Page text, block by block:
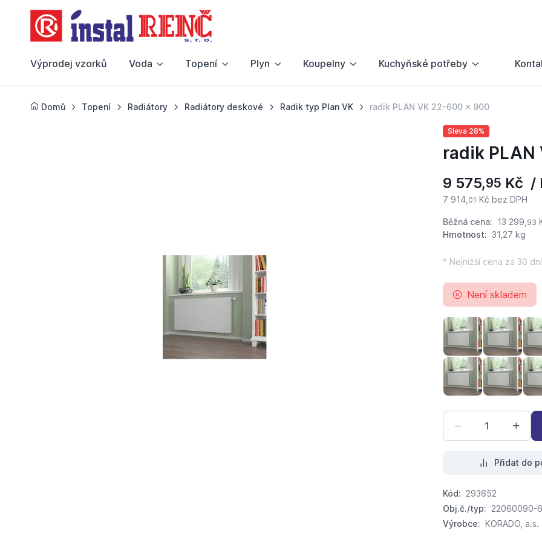
Výprodej vzorků Voda Topení Plyn Koupelny Kuchyňské potřeby
Domů Topení Radiátory Radiátory deskové Radik typ Plan VK radik PLAN VK 22-600 x 900
Sleva 28%
radik
9 575,95 Kč /
7 914, 01 Kč bez DPH
Běžná cena: 13 299, 93
Hmotnost: 31,27 kg
* Nejnižší cena za 30 dní
Není skladem
radik PLAN VK 22-
radik
radik PLAN VK 22-
radik
Přidat do
Kód: 293652
Obj.č./typ: 22060090-
Výrobce: KORADO, a.s.